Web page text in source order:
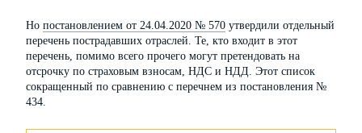
Но постановлением от 24.04.2020 № 570 утвердили отдельный
перечень пострадавших отраслей. Те, кто входит в этот
перечень, помимо всего прочего могут претендовать на
отсрочку по страховым взносам, НДС и НДД. Этот список
сокращенный по сравнению с перечнем из постановления №
434.